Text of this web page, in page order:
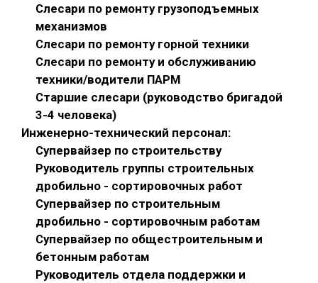
Слесари по ремонту грузоподъемных
механизмов
Слесари по ремонту горной техники
Слесари по ремонту и обслуживанию
техники/водители ПАРМ
Старшие слесари (руководство бригадой
3-4 человека)
Инженерно-технический персонал:
Супервайзер по строительству
Руководитель группы строительных
дробильно - сортировочных работ
Супервайзер по строительным
дробильно - сортировочным работам
Супервайзер по общестроительным и
бетонным работам
Руководитель отдела поддержки и